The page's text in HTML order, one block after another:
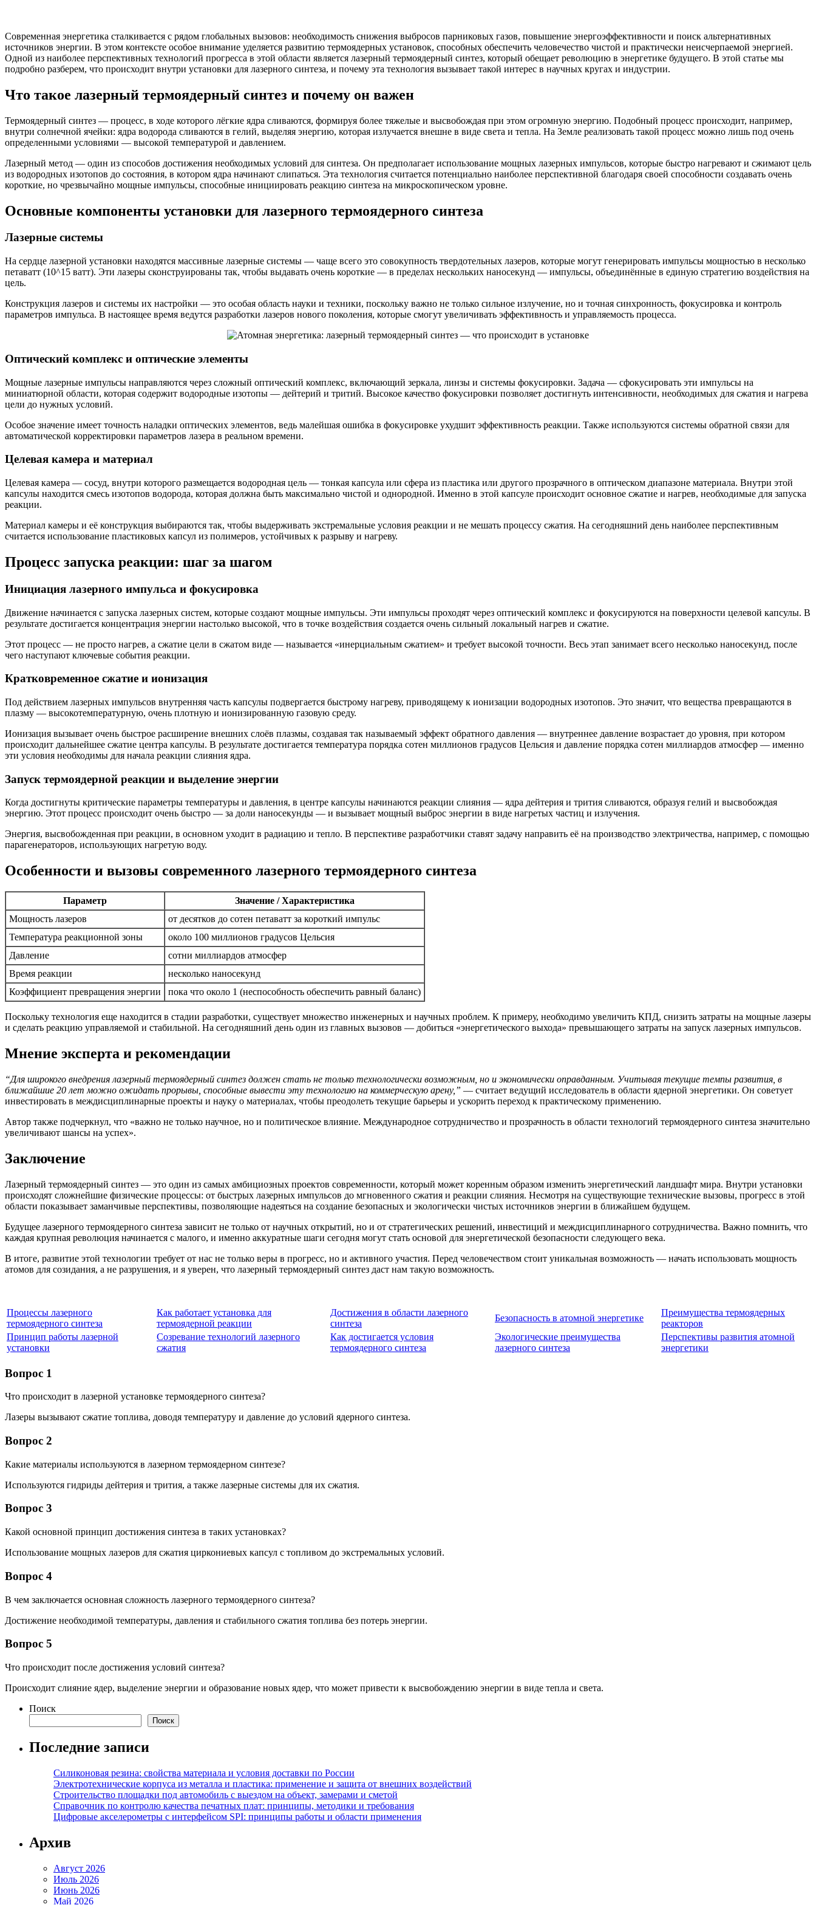
Современная энергетика сталкивается с рядом глобальных вызовов: необходимость снижения выбросов парниковых газов, повышение энергоэффективности и поиск альтернативных
источников энергии. В этом контексте особое внимание уделяется развитию термоядерных установок, способных обеспечить человечество чистой и практически неисчерпаемой энергией.
Одной из наиболее перспективных технологий прогресса в этой области является лазерный термоядерный синтез, который обещает революцию в энергетике будущего. В этой статье мы
подробно разберем, что происходит внутри установки для лазерного синтеза, и почему эта технология вызывает такой интерес в научных кругах и индустрии.
Что такое лазерный термоядерный синтез и почему он важен
Термоядерный синтез — процесс, в ходе которого лёгкие ядра сливаются, формируя более тяжелые и высвобождая при этом огромную энергию. Подобный процесс происходит, например,
внутри солнечной ячейки: ядра водорода сливаются в гелий, выделяя энергию, которая излучается внешне в виде света и тепла. На Земле реализовать такой процесс можно лишь под очень
определенными условиями — высокой температурой и давлением.
Лазерный метод — один из способов достижения необходимых условий для синтеза. Он предполагает использование мощных лазерных импульсов, которые быстро нагревают и сжимают цель
из водородных изотопов до состояния, в котором ядра начинают слипаться. Эта технология считается потенциально наиболее перспективной благодаря своей способности создавать очень
короткие, но чрезвычайно мощные импульсы, способные инициировать реакцию синтеза на микроскопическом уровне.
Основные компоненты установки для лазерного термоядерного синтеза
Лазерные системы
На сердце лазерной установки находятся массивные лазерные системы — чаще всего это совокупность твердотельных лазеров, которые могут генерировать импульсы мощностью в несколько
петаватт (10^15 ватт). Эти лазеры сконструированы так, чтобы выдавать очень короткие — в пределах нескольких наносекунд — импульсы, объединённые в единую стратегию воздействия на
цель.
Конструкция лазеров и системы их настройки — это особая область науки и техники, поскольку важно не только сильное излучение, но и точная синхронность, фокусировка и контроль
параметров импульса. В настоящее время ведутся разработки лазеров нового поколения, которые смогут увеличивать эффективность и управляемость процесса.
Оптический комплекс и оптические элементы
Мощные лазерные импульсы направляются через сложный оптический комплекс, включающий зеркала, линзы и системы фокусировки. Задача — сфокусировать эти импульсы на
миниатюрной области, которая содержит водородные изотопы — дейтерий и тритий. Высокое качество фокусировки позволяет достигнуть интенсивности, необходимых для сжатия и нагрева
цели до нужных условий.
Особое значение имеет точность наладки оптических элементов, ведь малейшая ошибка в фокусировке ухудшит эффективность реакции. Также используются системы обратной связи для
автоматической корректировки параметров лазера в реальном времени.
Целевая камера и материал
Целевая камера — сосуд, внутри которого размещается водородная цель — тонкая капсула или сфера из пластика или другого прозрачного в оптическом диапазоне материала. Внутри этой
капсулы находится смесь изотопов водорода, которая должна быть максимально чистой и однородной. Именно в этой капсуле происходит основное сжатие и нагрев, необходимые для запуска
реакции.
Материал камеры и её конструкция выбираются так, чтобы выдерживать экстремальные условия реакции и не мешать процессу сжатия. На сегодняшний день наиболее перспективным
считается использование пластиковых капсул из полимеров, устойчивых к разрыву и нагреву.
Процесс запуска реакции: шаг за шагом
Инициация лазерного импульса и фокусировка
Движение начинается с запуска лазерных систем, которые создают мощные импульсы. Эти импульсы проходят через оптический комплекс и фокусируются на поверхности целевой капсулы. В
результате достигается концентрация энергии настолько высокой, что в точке воздействия создается очень сильный локальный нагрев и сжатие.
Этот процесс — не просто нагрев, а сжатие цели в сжатом виде — называется «инерциальным сжатием» и требует высокой точности. Весь этап занимает всего несколько наносекунд, после
чего наступают ключевые события реакции.
Кратковременное сжатие и ионизация
Под действием лазерных импульсов внутренняя часть капсулы подвергается быстрому нагреву, приводящему к ионизации водородных изотопов. Это значит, что вещества превращаются в
плазму — высокотемпературную, очень плотную и ионизированную газовую среду.
Ионизация вызывает очень быстрое расширение внешних слоёв плазмы, создавая так называемый эффект обратного давления — внутреннее давление возрастает до уровня, при котором
происходит дальнейшее сжатие центра капсулы. В результате достигается температура порядка сотен миллионов градусов Цельсия и давление порядка сотен миллиардов атмосфер — именно
эти условия необходимы для начала реакции слияния ядра.
Запуск термоядерной реакции и выделение энергии
Когда достигнуты критические параметры температуры и давления, в центре капсулы начинаются реакции слияния — ядра дейтерия и трития сливаются, образуя гелий и высвобождая
энергию. Этот процесс происходит очень быстро — за доли наносекунды — и вызывает мощный выброс энергии в виде нагретых частиц и излучения.
Энергия, высвобожденная при реакции, в основном уходит в радиацию и тепло. В перспективе разработчики ставят задачу направить её на производство электричества, например, с помощью
парагенераторов, использующих нагретую воду.
Особенности и вызовы современного лазерного термоядерного синтеза
Параметр
Значение / Характеристика
Мощность лазеров
от десятков до сотен петаватт за короткий импульс
Температура реакционной зоны
около 100 миллионов градусов Цельсия
Давление
сотни миллиардов атмосфер
Время реакции
несколько наносекунд
Коэффициент превращения энергии
пока что около 1 (неспособность обеспечить равный баланс)
Поскольку технология еще находится в стадии разработки, существует множество инженерных и научных проблем. К примеру, необходимо увеличить КПД, снизить затраты на мощные лазеры
и сделать реакцию управляемой и стабильной. На сегодняшний день один из главных вызовов — добиться «энергетического выхода» превышающего затраты на запуск лазерных импульсов.
Мнение эксперта и рекомендации
“Для широкого внедрения лазерный термоядерный синтез должен стать не только технологически возможным, но и экономически оправданным. Учитывая текущие темпы развития, в
ближайшие 20 лет можно ожидать прорывы, способные вывести эту технологию на коммерческую арену,” — считает ведущий исследователь в области ядерной энергетики. Он советует
инвестировать в междисциплинарные проекты и науку о материалах, чтобы преодолеть текущие барьеры и ускорить переход к практическому применению.
Автор также подчеркнул, что «важно не только научное, но и политическое влияние. Международное сотрудничество и прозрачность в области технологий термоядерного синтеза значительно
увеличивают шансы на успех».
Заключение
Лазерный термоядерный синтез — это один из самых амбициозных проектов современности, который может коренным образом изменить энергетический ландшафт мира. Внутри установки
происходят сложнейшие физические процессы: от быстрых лазерных импульсов до мгновенного сжатия и реакции слияния. Несмотря на существующие технические вызовы, прогресс в этой
области показывает заманчивые перспективы, позволяющие надеяться на создание безопасных и экологически чистых источников энергии в ближайшем будущем.
Будущее лазерного термоядерного синтеза зависит не только от научных открытий, но и от стратегических решений, инвестиций и междисциплинарного сотрудничества. Важно помнить, что
каждая крупная революция начинается с малого, и именно аккуратные шаги сегодня могут стать основой для энергетической безопасности следующего века.
В итоге, развитие этой технологии требует от нас не только веры в прогресс, но и активного участия. Перед человечеством стоит уникальная возможность — начать использовать мощность
атомов для созидания, а не разрушения, и я уверен, что лазерный термоядерный синтез даст нам такую возможность.
Процессы лазерного
термоядерного синтеза
Как работает установка для
термоядерной реакции
Достижения в области лазерного
синтеза
Безопасность в атомной энергетике
Преимущества термоядерных
реакторов
Принцип работы лазерной
установки
Созревание технологий лазерного
сжатия
Как достигается условия
термоядерного синтеза
Экологические преимущества
лазерного синтеза
Перспективы развития атомной
энергетики
Вопрос 1
Что происходит в лазерной установке термоядерного синтеза?
Лазеры вызывают сжатие топлива, доводя температуру и давление до условий ядерного синтеза.
Вопрос 2
Какие материалы используются в лазерном термоядерном синтезе?
Используются гидриды дейтерия и трития, а также лазерные системы для их сжатия.
Вопрос 3
Какой основной принцип достижения синтеза в таких установках?
Использование мощных лазеров для сжатия циркониевых капсул с топливом до экстремальных условий.
Вопрос 4
В чем заключается основная сложность лазерного термоядерного синтеза?
Достижение необходимой температуры, давления и стабильного сжатия топлива без потерь энергии.
Вопрос 5
Что происходит после достижения условий синтеза?
Происходит слияние ядер, выделение энергии и образование новых ядер, что может привести к высвобождению энергии в виде тепла и света.
Поиск
Поиск
Последние записи
Силиконовая резина: свойства материала и условия доставки по России
Электротехнические корпуса из металла и пластика: применение и защита от внешних воздействий
Строительство площадки под автомобиль с выездом на объект, замерами и сметой
Справочник по контролю качества печатных плат: принципы, методики и требования
Цифровые акселерометры с интерфейсом SPI: принципы работы и области применения
Архив
Август 2026
Июль 2026
Июнь 2026
Май 2026